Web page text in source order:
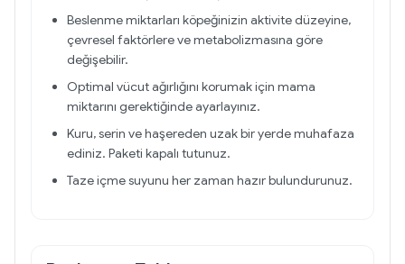
Beslenme miktarları köpeğinizin aktivite düzeyine,
çevresel faktörlere ve metabolizmasına göre
değişebilir.
Optimal vücut ağırlığını korumak için mama
miktarını gerektiğinde ayarlayınız.
Kuru, serin ve haşereden uzak bir yerde muhafaza
ediniz. Paketi kapalı tutunuz.
Taze içme suyunu her zaman hazır bulundurunuz.